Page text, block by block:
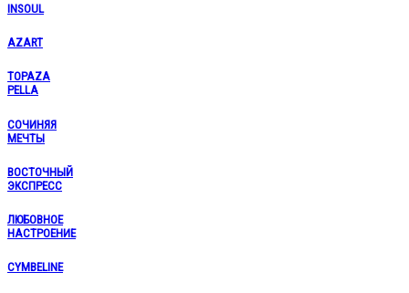
INSOUL
AZART
TOPAZA
PELLA
СОЧИНЯЯ
МЕЧТЫ
ВОСТОЧНЫЙ
ЭКСПРЕСС
ЛЮБОВНОЕ
НАСТРОЕНИЕ
CYMBELINE